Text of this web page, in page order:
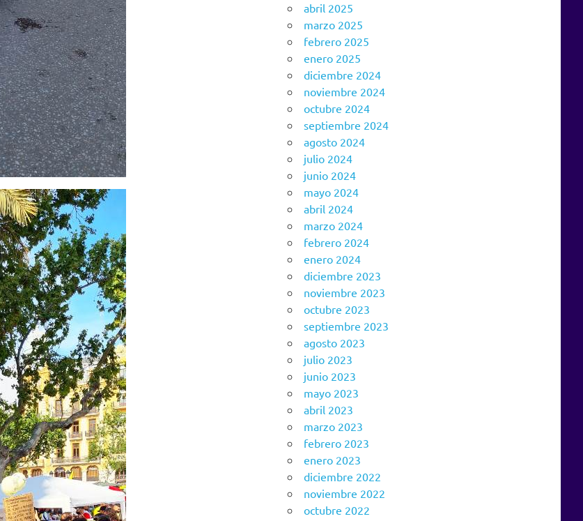
abril 2025
marzo 2025
febrero 2025
enero 2025
diciembre 2024
noviembre 2024
octubre 2024
septiembre 2024
agosto 2024
julio 2024
junio 2024
mayo 2024
abril 2024
marzo 2024
febrero 2024
enero 2024
diciembre 2023
noviembre 2023
octubre 2023
septiembre 2023
agosto 2023
julio 2023
junio 2023
mayo 2023
abril 2023
marzo 2023
febrero 2023
enero 2023
diciembre 2022
noviembre 2022
octubre 2022